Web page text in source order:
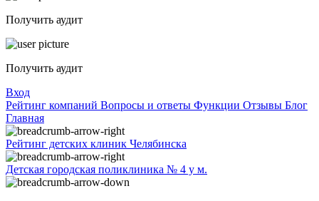
Получить аудит
Получить аудит
Вход
Рейтинг компаний Вопросы и ответы Функции Отзывы Блог
Главная
Рейтинг детских клиник Челябинска
Детская городская поликлиника № 4 у м.